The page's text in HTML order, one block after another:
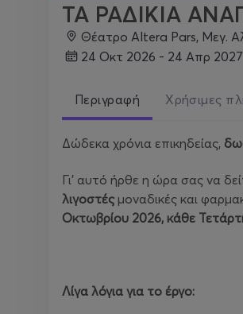
ΤΑ ΡΑΔΙΚΙΑ
Θέατρο Altera Pars, Μεγ.
24 Οκτ 2026 - 24 Απρ 2027
Περιγραφή Χρήσιμες
Δώδεκα χρόνια επικηδείας,
Γι’ αυτό ήρθε η ώρα σας να
λιγοστές μοναδικές και
Οκτωβρίου 2026, κάθε
Λίγα λόγια για το έργο: